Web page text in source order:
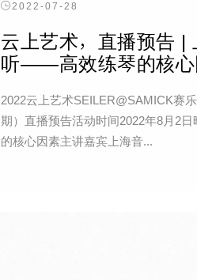
2022-07-28
云上艺术，直播预告 |
听——高效练琴的核心
2022云上艺术SEILER@SAMICK赛
期）直播预告活动时间2022年8月2
的核心因素主讲嘉宾上海音...